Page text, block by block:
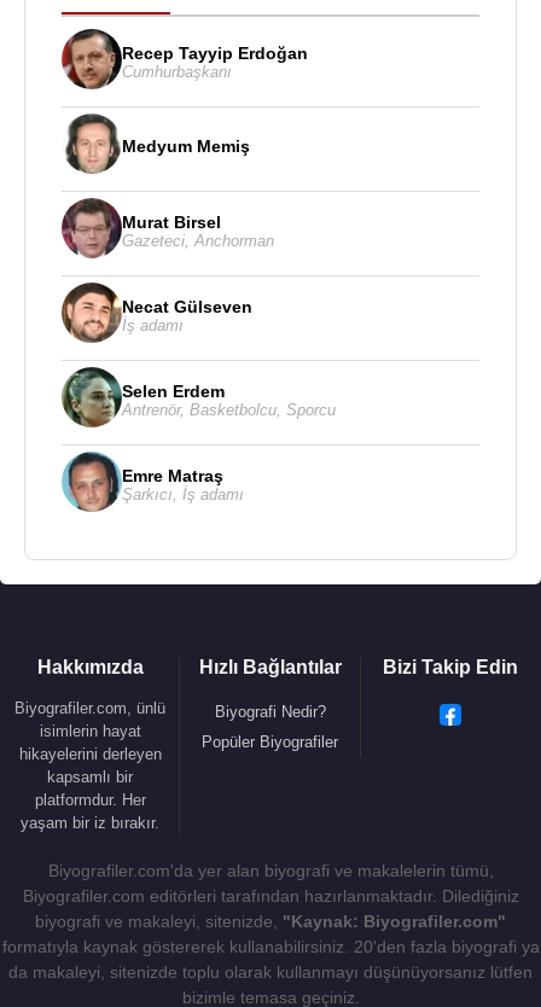
Recep Tayyip Erdoğan
Cumhurbaşkanı
Medyum Memiş
Murat Birsel
Gazeteci Anchorman
Necat Gülseven
İş adamı
Selen Erdem
Antrenör, Basketbolcu Sporcu
Emre Matraş
Şarkıcı İş adamı
Hakkımızda
Biyografiler.com, ünlü
isimlerin hayat
hikayelerini derleyen
kapsamlı bir
platformdur. Her
yaşam bir iz bırakır.
Hızlı Bağlantılar
Biyografi Nedir?
Popüler Biyografiler
Bizi Takip Edin
Biyografiler.com'da yer alan biyografi ve makalelerin tümü,
Biyografiler.com editörleri tarafından hazırlanmaktadır. Dilediğiniz
biyografi ve makaleyi, sitenizde, "Kaynak: Biyografiler.com"
formatıyla kaynak göstererek kullanabilirsiniz. 20'den fazla biyografi ya
da makaleyi, sitenizde toplu olarak kullanmayı düşünüyorsanız lütfen
bizimle temasa geçiniz.